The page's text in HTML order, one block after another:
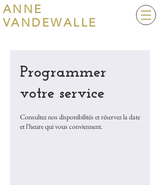
ANNE
VANDEWALLE
Programmer
votre service
Consultez nos disponibilités et réservez la date
et l'heure qui vous conviennent.